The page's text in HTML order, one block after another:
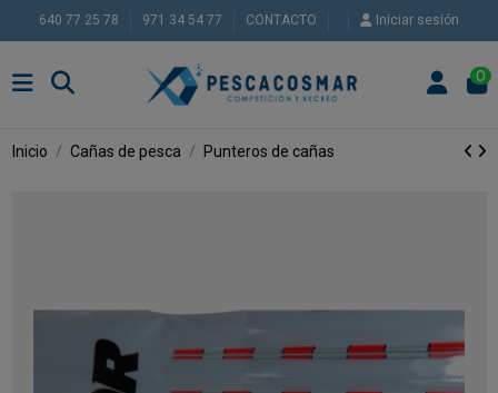
640 77 25 78 971 34 54 77 CONTACTO Iniciar sesión
0
Inicio Cañas de pesca Punteros de cañas